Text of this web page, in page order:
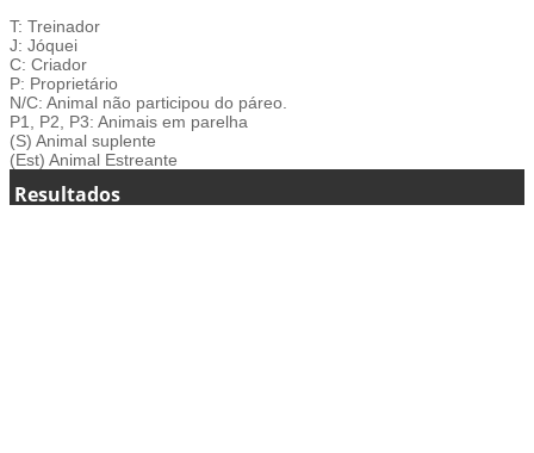
T: Treinador
J: Jóquei
C: Criador
P: Proprietário
N/C: Animal não participou do páreo.
P1, P2, P3: Animais em parelha
(S) Animal suplente
(Est) Animal Estreante
Resultados